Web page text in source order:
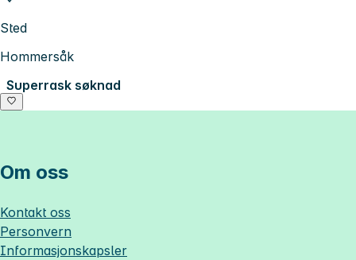
Sted
Hommersåk
Superrask søknad
Om oss
Kontakt oss
Personvern
Informasjonskapsler